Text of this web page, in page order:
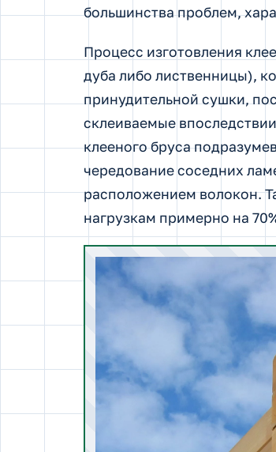
большинства проблем,
Процесс изготовления
дуба либо лиственницы),
принудительной сушки,
склеиваемые
клееного бруса
чередование соседних
расположением волокон.
нагрузкам примерно на